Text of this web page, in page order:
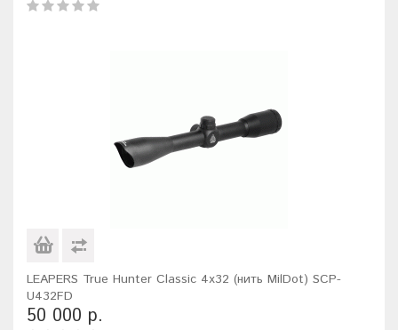
LEAPERS True Hunter Classic 4x32 (нить MilDot) SCP-
U432FD
50 000 р.